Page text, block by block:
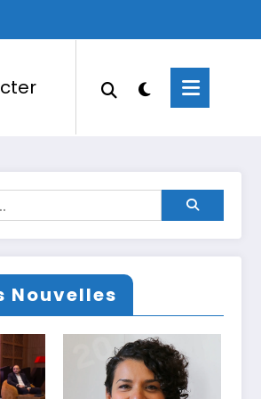
Nouvelles